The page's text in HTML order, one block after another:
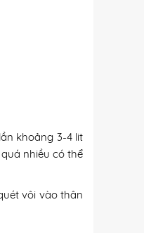
khoảng 3-4 lit
nhiều có thể
vôi vào thân